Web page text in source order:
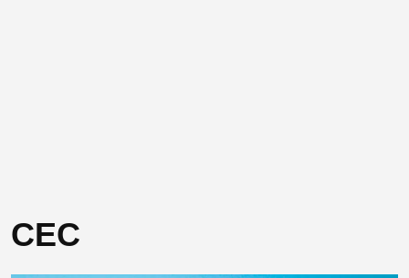
CEC